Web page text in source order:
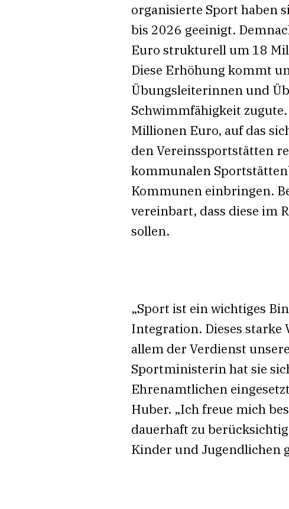
organisierte Sport haben
bis 2026 geeinigt.
Euro strukturell um 18
Diese Erhöhung kommt
Übungsleiterinnen und
Schwimmfähigkeit
Millionen Euro, auf das
den Vereinssportstätten
kommunalen
Kommunen einbringen.
vereinbart, dass diese im
sollen.
„Sport ist ein wichtiges
Integration. Dieses
allem der Verdienst
Sportministerin hat sie
Ehrenamtlichen
Huber. „Ich freue mich
dauerhaft zu
Kinder und Jugendlichen